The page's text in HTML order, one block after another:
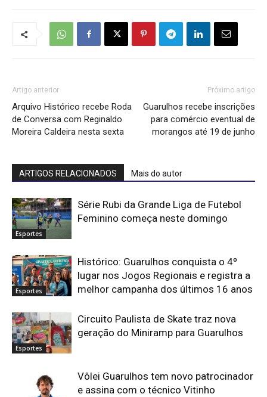
Artigo anterior
Arquivo Histórico recebe Roda
de Conversa com Reginaldo
Moreira Caldeira nesta sexta
Próximo artigo
Guarulhos recebe inscrições
para comércio eventual de
morangos até 19 de junho
ARTIGOS RELACIONADOS Mais do autor
Esportes
Série Rubi da Grande Liga de Futebol
Feminino começa neste domingo
Esportes
Histórico: Guarulhos conquista o 4º
lugar nos Jogos Regionais e registra a
melhor campanha dos últimos 16 anos
Esportes
Circuito Paulista de Skate traz nova
geração do Miniramp para Guarulhos
Vôlei Guarulhos tem novo patrocinador
e assina com o técnico Vitinho